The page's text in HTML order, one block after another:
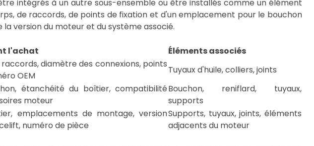
intégrés à un autre sous-ensemble ou être installés comme un élément
de raccords, de points de fixation et d'un emplacement pour le bouchon
version du moteur et du système associé.
l'achat
Éléments associés
diamètre des connexions, points
OEM
Tuyaux d'huile, colliers, joints
étanchéité du boîtier, compatibilité
moteur
Bouchon, reniflard, tuyaux,
supports
emplacements de montage, version
numéro de pièce
Supports, tuyaux, joints, éléments
adjacents du moteur